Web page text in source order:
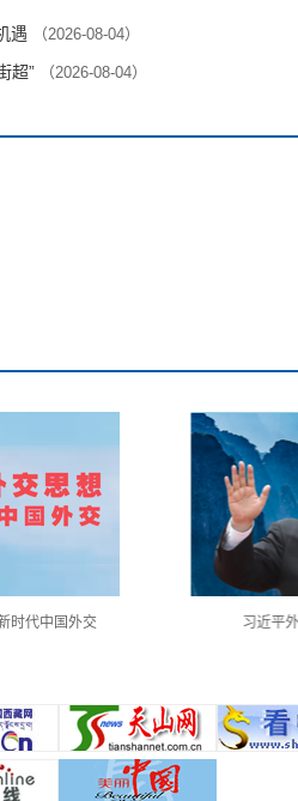
遇 （2026-08-04）
超” （2026-08-04）
时代中国外交 习近平